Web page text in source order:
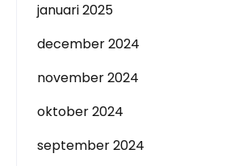
januari 2025
december 2024
november 2024
oktober 2024
september 2024